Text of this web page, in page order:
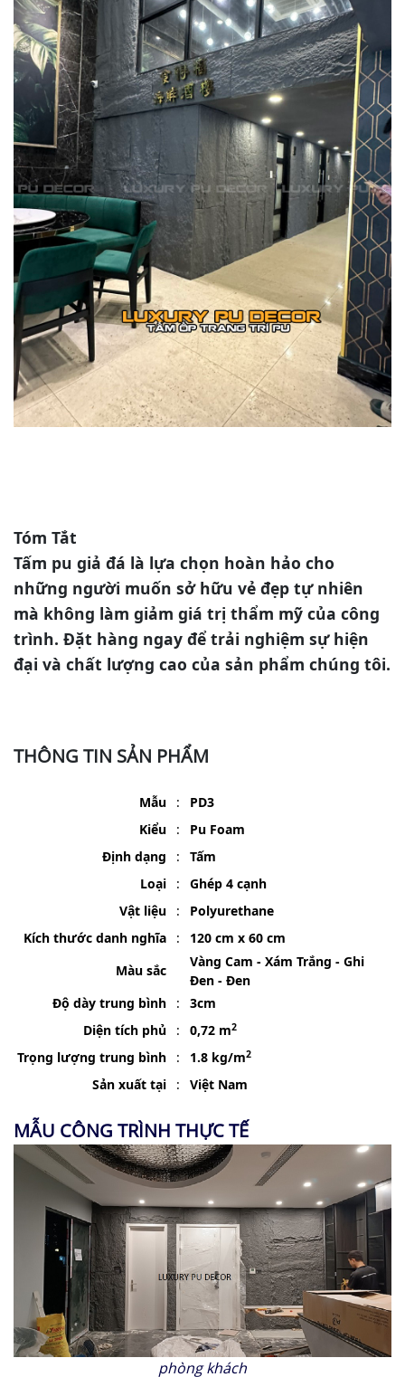
Tóm Tắt
Tấm pu giả đá là lựa chọn hoàn hảo cho
những người muốn sở hữu vẻ đẹp tự nhiên
mà không làm giảm giá trị thẩm mỹ của công
trình. Đặt hàng ngay để trải nghiệm sự hiện
đại và chất lượng cao của sản phẩm chúng tôi.
THÔNG TIN SẢN PHẨM
Mẫu :
PD3
Kiểu
:
Pu Foam
Định dạng
:
Tấm
Loại
:
Ghép 4 cạnh
Vật liệu
:
Polyurethane
Kích thước danh nghĩa
:
120 cm x 60 cm
Màu sắc
Vàng Cam - Xám Trắng - Ghi
Đen - Đen
Độ dày trung bình
:
3cm
Diện tích phủ
: 0,72 m2
Trọng lượng trung bình : 1.8 kg/m2
Sản xuất tại : Việt Nam
MẪU CÔNG TRÌNH THỰC TẾ
phòng khách